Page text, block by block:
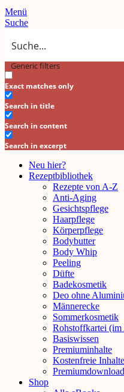
Menü
Suche
Generic filters
Exact matches only
Search in title
Search in content
Search in excerpt
Neu hier?
Rezeptbibliothek
Rezepte von A-Z
Anti-Aging
Gesichtspflege
Haarpflege
Körperpflege
Bodybutter
Body Whip
Peeling
Düfte
Badekosmetik
Deo ohne
Männerecke
Sommerkosmetik
Rohstoffkartei
Basiswissen
Premiuminhalte
Kostenfreie Inhalte
Shop